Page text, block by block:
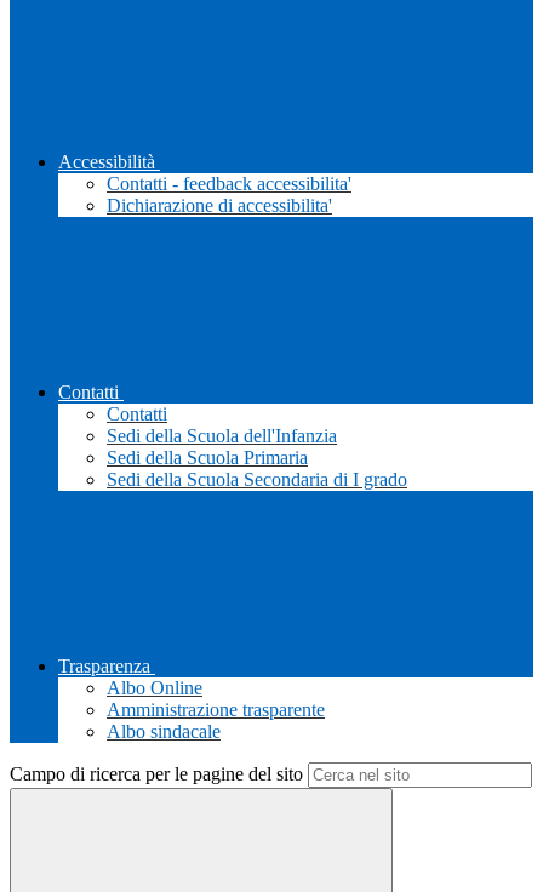
Accessibilità
Contatti - feedback accessibilita'
Dichiarazione di accessibilita'
Contatti
Contatti
Sedi della Scuola dell'Infanzia
Sedi della Scuola Primaria
Sedi della Scuola Secondaria di I grado
Trasparenza
Albo Online
Amministrazione trasparente
Albo sindacale
Campo di ricerca per le pagine del sito